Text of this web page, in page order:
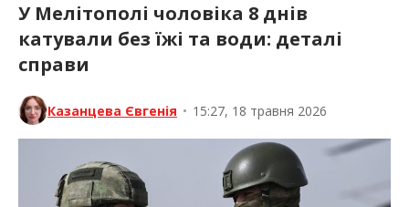
У Мелітополі чоловіка 8 днів
катували без їжі та води: деталі
справи
Казанцева Євгенія • 15:27, 18 травня 2026